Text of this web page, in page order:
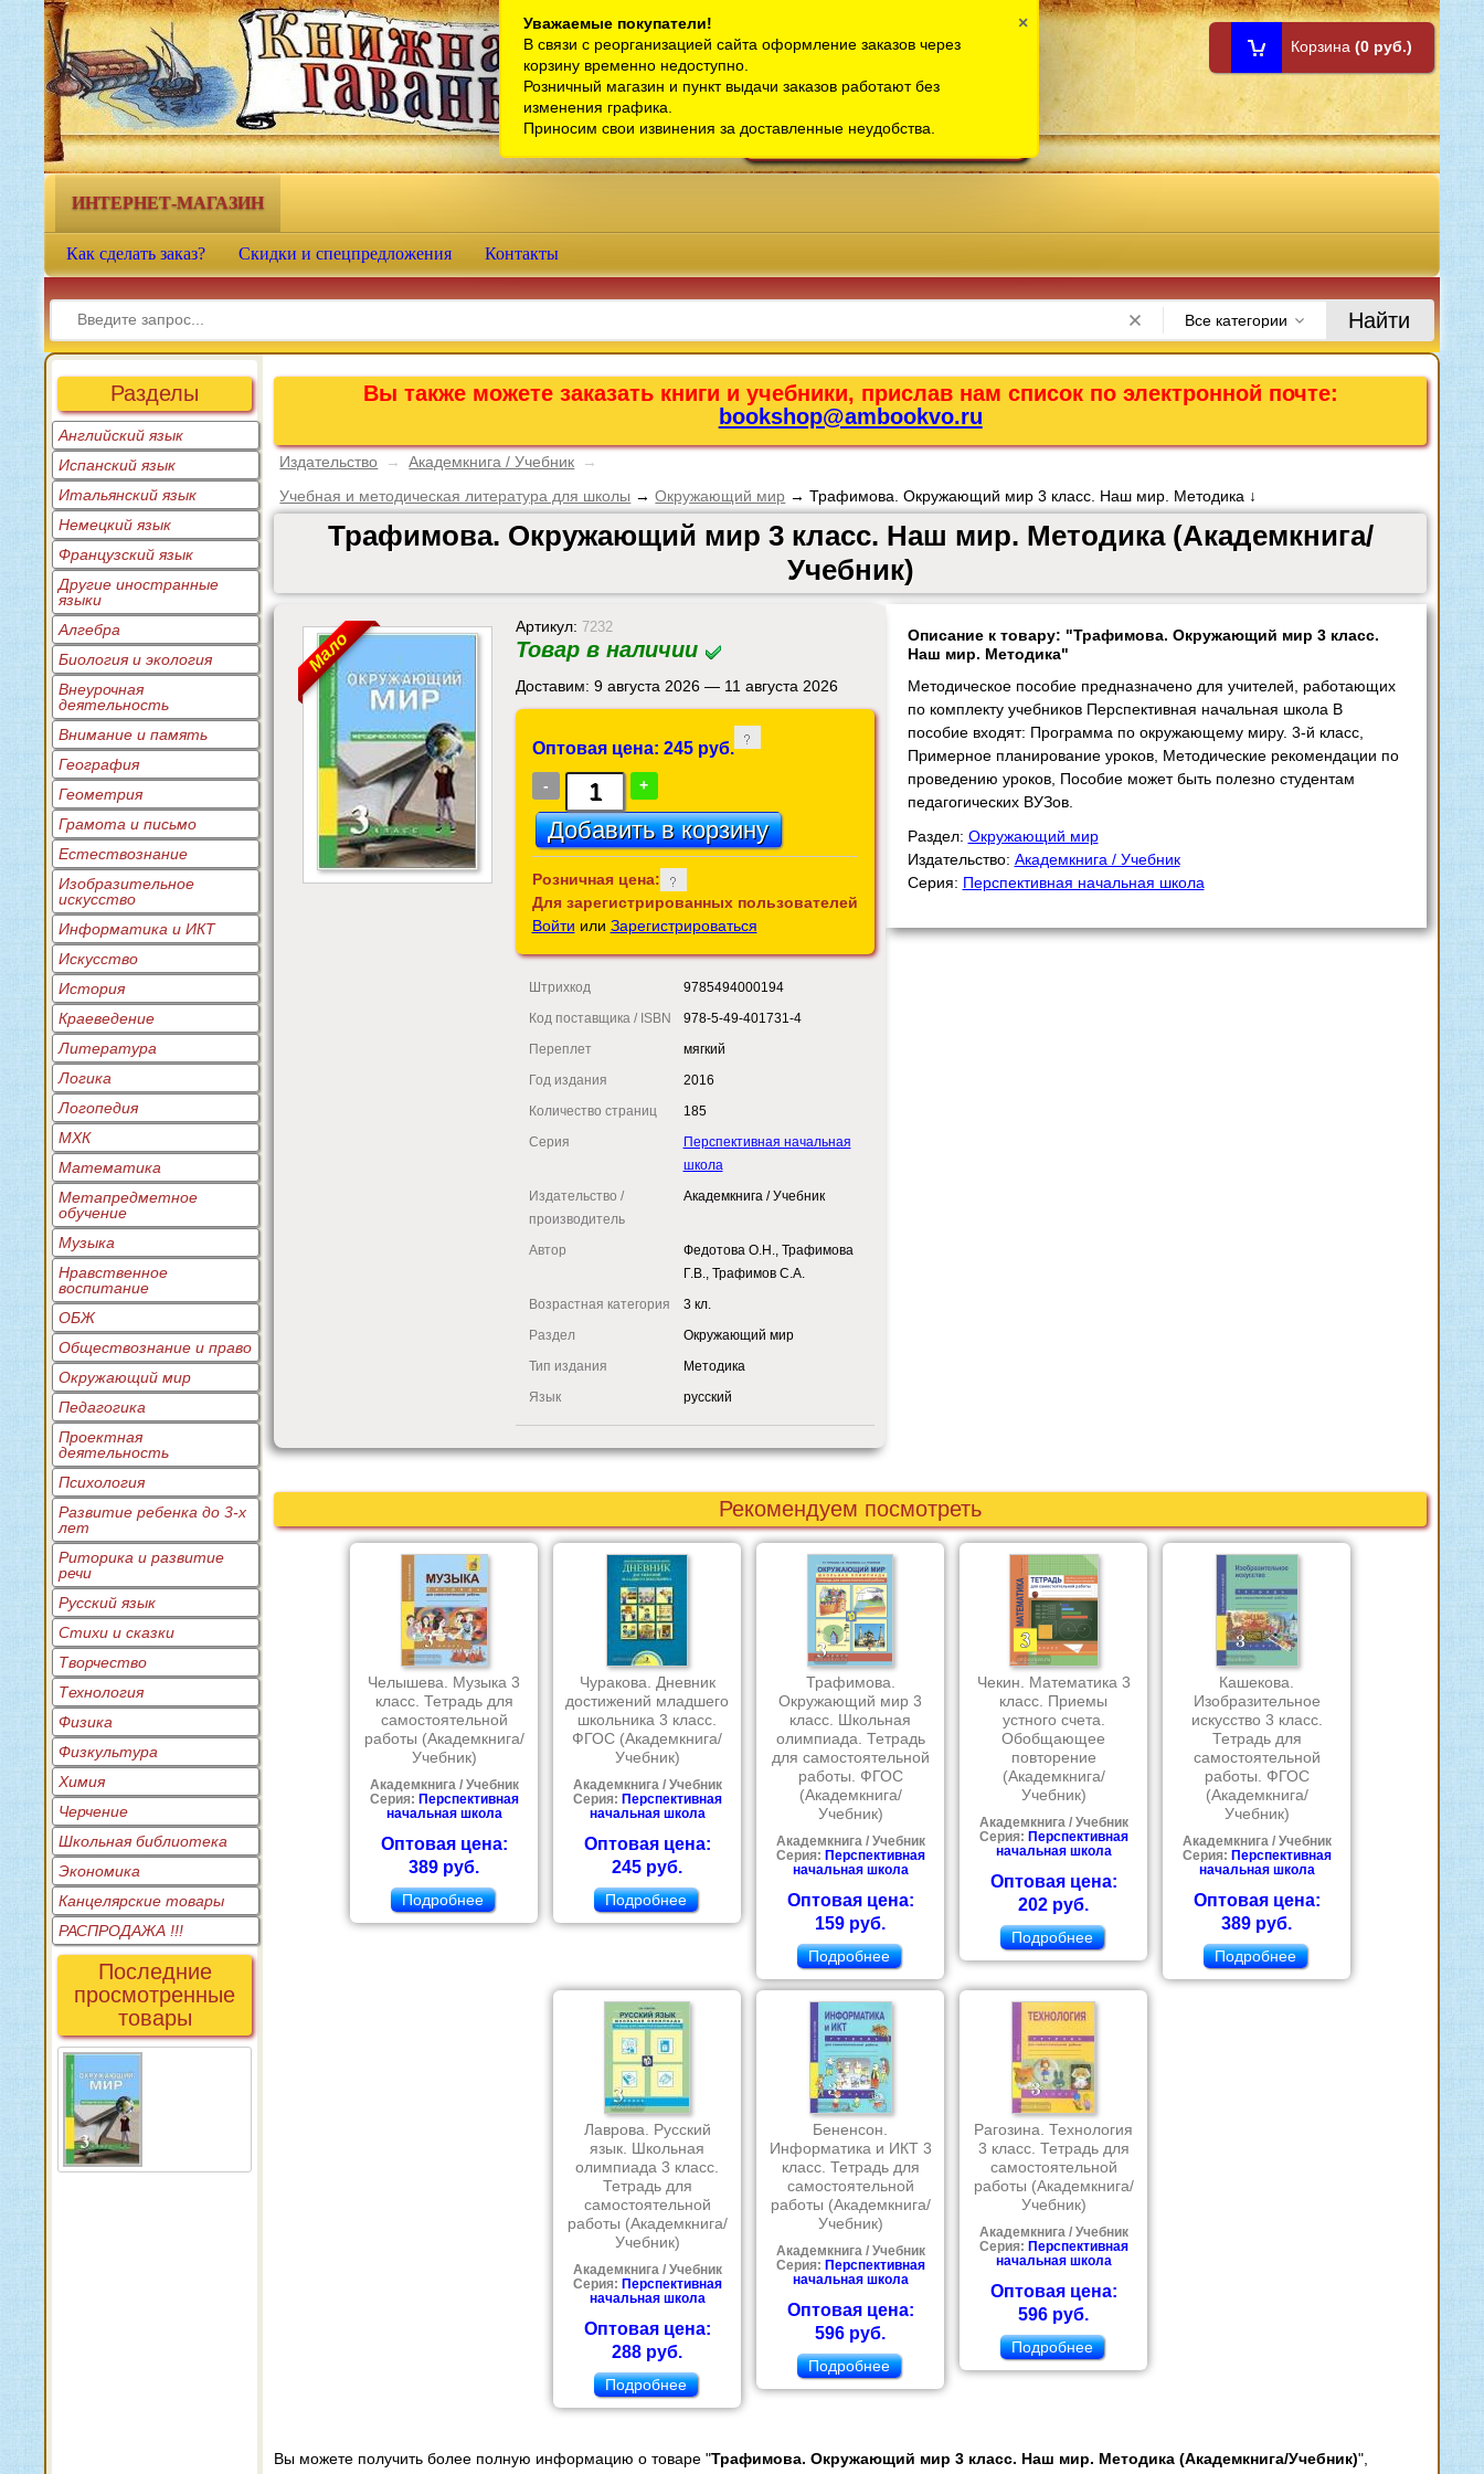
Телефон интернет-магазина:
Телефон розничного магазина:
bookshop@ambookvo.ru
Работаем ежедневно с 10:00 до 21:00
Корзина (0 руб.)
Книжная гавань - интернет-
магазин учебной литературы
ИНТЕРНЕТ-МАГАЗИН
Как сделать заказ? Скидки и спецпредложения Контакты
Все категории Найти
Разделы
Английский язык
Испанский язык
Итальянский язык
Немецкий язык
Французский язык
Другие иностранные
языки
Алгебра
Биология и экология
Внеурочная
деятельность
Внимание и память
География
Геометрия
Грамота и письмо
Естествознание
Изобразительное
искусство
Информатика и ИКТ
Искусство
История
Краеведение
Литература
Логика
Логопедия
МХК
Математика
Метапредметное
обучение
Музыка
Нравственное
воспитание
ОБЖ
Обществознание и право
Окружающий мир
Педагогика
Проектная
деятельность
Психология
Развитие ребенка до 3-х
лет
Риторика и развитие
речи
Русский язык
Стихи и сказки
Творчество
Технология
Физика
Физкультура
Химия
Черчение
Школьная библиотека
Экономика
Канцелярские товары
РАСПРОДАЖА !!!
Последние
просмотренные
товары
Вы также можете заказать книги и учебники, прислав нам список по электронной почте:
bookshop@ambookvo.ru
Издательство → Академкнига / Учебник
→
Учебная и методическая литература для школы →Окружающий мир → Трафимова. Окружающий мир 3 класс. Наш мир. Методика ↓
Трафимова. Окружающий мир 3 класс. Наш мир. Методика (Академкнига/
Учебник)
Мало
Артикул: 7232
Товар в наличии
Доставим: 9 августа 2026 — 11 августа 2026
Оптовая цена: 245 руб.
- +
Розничная цена:
Для зарегистрированных пользователей
Войти или Зарегистрироваться
Штрихкод
9785494000194
Код поставщика / ISBN
978-5-49-401731-4
Переплет
мягкий
Год издания
2016
Количество страниц
185
Серия
Перспективная начальная
школа
Издательство /
производитель
Академкнига / Учебник
Автор
Федотова О.Н., Трафимова
Г.В., Трафимов С.А.
Возрастная категория
3 кл.
Раздел
Окружающий мир
Тип издания
Методика
Язык
русский
Описание к товару: "Трафимова. Окружающий мир 3 класс.
Наш мир. Методика"
Методическое пособие предназначено для учителей, работающих
по комплекту учебников Перспективная начальная школа В
пособие входят: Программа по окружающему миру. 3-й класс,
Примерное планирование уроков, Методические рекомендации по
проведению уроков, Пособие может быть полезно студентам
педагогических ВУЗов.
Раздел: Окружающий мир
Издательство: Академкнига / Учебник
Серия: Перспективная начальная школа
Рекомендуем посмотреть
Челышева. Музыка 3
класс. Тетрадь для
самостоятельной
работы (Академкнига/
Учебник)
Академкнига / Учебник
Серия: Перспективная
начальная школа
Оптовая цена:
389 руб.
Подробнее
Чуракова. Дневник
достижений младшего
школьника 3 класс.
ФГОС (Академкнига/
Учебник)
Академкнига / Учебник
Серия: Перспективная
начальная школа
Оптовая цена:
245 руб.
Подробнее
Трафимова.
Окружающий мир 3
класс. Школьная
олимпиада. Тетрадь
для самостоятельной
работы. ФГОС
(Академкнига/
Учебник)
Академкнига / Учебник
Серия: Перспективная
начальная школа
Оптовая цена:
159 руб.
Подробнее
Чекин. Математика 3
класс. Приемы
устного счета.
Обобщающее
повторение
(Академкнига/
Учебник)
Академкнига / Учебник
Серия: Перспективная
начальная школа
Оптовая цена:
202 руб.
Подробнее
Кашекова.
Изобразительное
искусство 3 класс.
Тетрадь для
самостоятельной
работы. ФГОС
(Академкнига/
Учебник)
Академкнига / Учебник
Серия: Перспективная
начальная школа
Оптовая цена:
389 руб.
Подробнее
Лаврова. Русский
язык. Школьная
олимпиада 3 класс.
Тетрадь для
самостоятельной
работы (Академкнига/
Учебник)
Академкнига / Учебник
Серия: Перспективная
начальная школа
Оптовая цена:
288 руб.
Подробнее
Бененсон.
Информатика и ИКТ 3
класс. Тетрадь для
самостоятельной
работы (Академкнига/
Учебник)
Академкнига / Учебник
Серия: Перспективная
начальная школа
Оптовая цена:
596 руб.
Подробнее
Рагозина. Технология
3 класс. Тетрадь для
самостоятельной
работы (Академкнига/
Учебник)
Академкнига / Учебник
Серия: Перспективная
начальная школа
Оптовая цена:
596 руб.
Подробнее
Вы можете получить более полную информацию о товаре "Трафимова. Окружающий мир 3 класс. Наш мир. Методика (Академкнига/Учебник)",
Уважаемые покупатели!
В связи с реорганизацией сайта оформление заказов через
корзину временно недоступно.
Розничный магазин и пункт выдачи заказов работают без
изменения графика.
Приносим свои извинения за доставленные неудобства.
×